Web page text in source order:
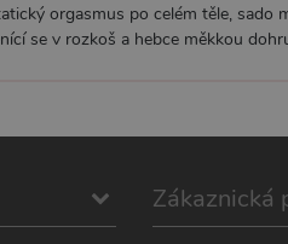
orgasmus po celém těle, sado
se v rozkoš a hebce měkkou
Zákaznická